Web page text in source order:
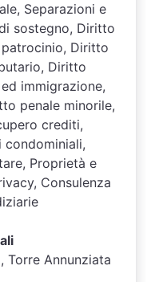
Separazioni e
sostegno, Diritto
Diritto
Diritto
immigrazione,
penale minorile,
crediti,
Proprietà e
Consulenza
Torre Annunziata